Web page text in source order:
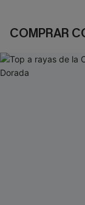
COMPRAR